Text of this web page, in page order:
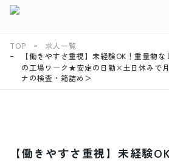
TOP
求人一覧
【働きやすさ重視】未経験OK！重量物
の工場ワーク★安定の日勤×土日休みで
ナの検査・箱詰め＞
【働きやすさ重視】未経験